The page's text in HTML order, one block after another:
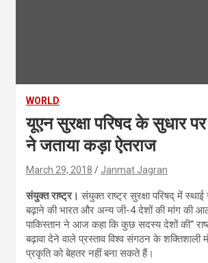
WORLD
यूएन सुरक्षा परिषद के सुधार
ने जताया कड़ा ऐतराज
March 29, 2018 Janmat Jagran
संयुक्त राष्ट्र। संयुक्त राष्ट्र सुरक्षा परिषद् में
बढ़ाने की भारत और अन्य जी-4 देशों की मांग की
पाकिस्तान ने आज कहा कि कुछ सदस्य देशों की‘‘
बढ़ावा देने वाले प्रस्ताव विश्व संगठन के शक्तिशाली
प्रकृति को बेहतर नहीं बना सकते हैं।